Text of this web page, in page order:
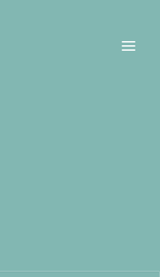
Or just want to
audio wall?